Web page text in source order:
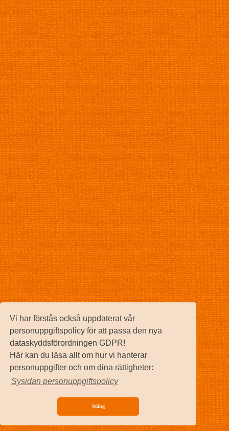
Vi har förstås också uppdaterat vår
personuppgiftspolicy för att passa den nya
dataskyddsförordningen GDPR!
Här kan du läsa allt om hur vi hanterar
personuppgifter och om dina rättigheter:
Sysidan personuppgiftspolicy
Stäng